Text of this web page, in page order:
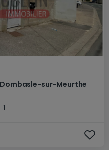
Dombasle-sur-Meurthe
1